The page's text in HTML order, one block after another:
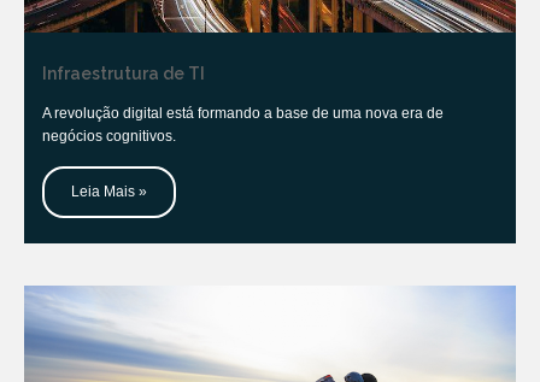
Infraestrutura de TI
A revolução digital está formando a base de uma nova era de
negócios cognitivos.
Leia Mais »